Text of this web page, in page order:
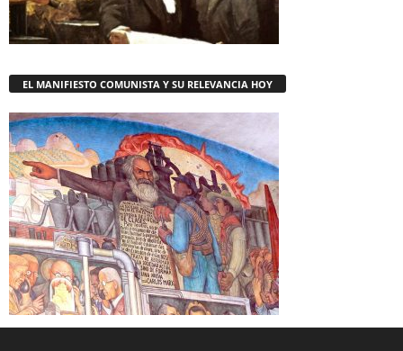
EL MANIFIESTO COMUNISTA Y SU RELEVANCIA HOY